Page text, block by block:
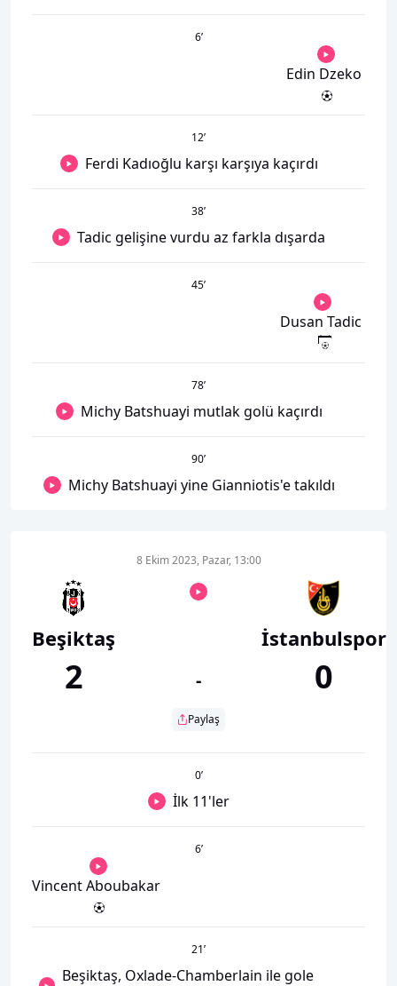
6’
Edin Dzeko
12’
Ferdi Kadıoğlu karşı karşıya kaçırdı
38’
Tadic gelişine vurdu az farkla dışarda
45’
Dusan Tadic
78’
Michy Batshuayi mutlak golü kaçırdı
90’
Michy Batshuayi yine Gianniotis'e takıldı
Beşiktaş
2
8 Ekim 2023, Pazar, 13:00
-
Paylaş
İstanbulspor
0
0’
İlk 11'ler
6’
Vincent Aboubakar
21’
Beşiktaş, Oxlade-Chamberlain ile gole